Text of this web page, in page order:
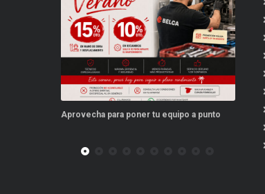
Este verano, tus repuestos tienen ventajas